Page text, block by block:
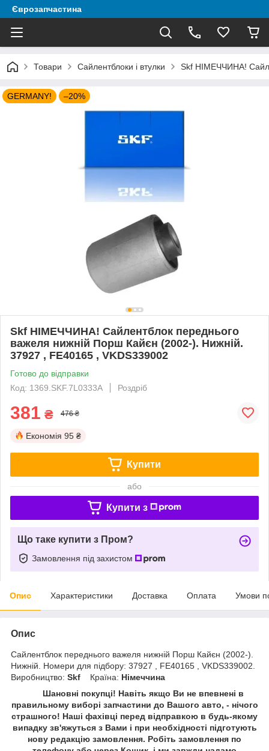
Єврозапчастина
Товари Сайлентблоки і втулки Skf НІМЕЧЧИНА!
GERMANY! –20%
Skf НІМЕЧЧИНА! Сайлентблок переднього
важеля нижній Порш Кайєн (2002-). Нижній.
37927 , FE40165 , VKDS339002
Готово до відправки
Код: 1369.SKF.7L0333A
Роздріб
381 ₴ 476 ₴
Економія 95 ₴
Купити
або
Купити з
Що таке купити з Пром?
Замовлення під захистом
Опис Характеристики Доставка Оплата Умови
Опис
Сайлентблок переднього важеля нижній Порш Кайєн (2002-).
Нижній. Номери для підбору: 37927 , FE40165 , VKDS339002.
Виробництво: Skf Країна: Німеччина
Шановні покупці! Навіть якщо Ви не впевнені в
правильному виборі запчастини до Вашого авто, - нічого
страшного! Наші фахівці перед відправкою в будь-якому
випадку зв'яжуться з Вами і при необхідності підготують
нову редакцію замовлення. Робіть замовлення по